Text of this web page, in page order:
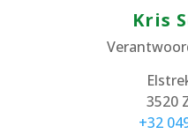
Kris
3520
+32